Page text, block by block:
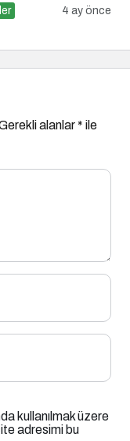
Kaybetti
4 ay önce
alanlar* ile
kullanılmak üzere
adresimi bu